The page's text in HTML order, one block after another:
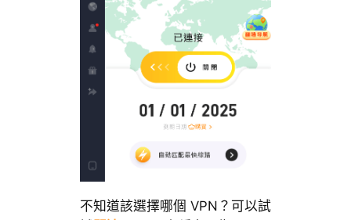
不知道該選擇哪個 VPN？可以試